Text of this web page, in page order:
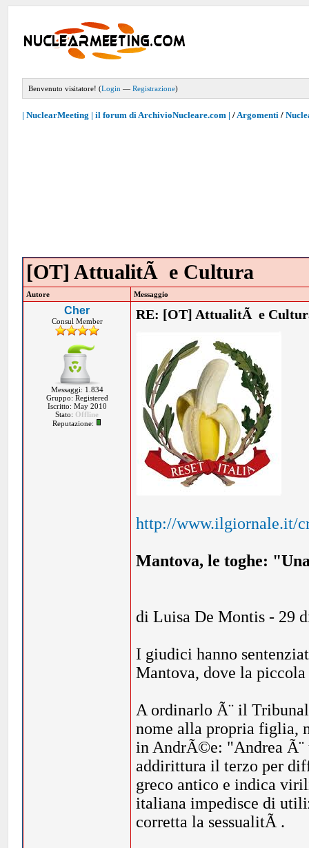
Benvenuto visitatore! (Login —Registrazione)
| NuclearMeeting | il forum di ArchivioNucleare.com | /Argomenti /
[OT] AttualitÃ e Cultura
Autore Messaggio
Cher
Consul Member
Messaggi: 1.834
Gruppo: Registered
Iscritto: May 2010
Stato: Offline
Reputazione:
RE: [OT] AttualitÃ e
http://www.ilgiornale.it/
Mantova, le toghe:
di Luisa De Montis - 29
I giudici hanno
Mantova, dove la
A ordinarlo Ã¨ il
nome alla propria figlia,
in AndrÃ©e: "Andrea Ã¨
addirittura il terzo per
greco antico e indica
italiana impedisce di
corretta la sessualitÃ .